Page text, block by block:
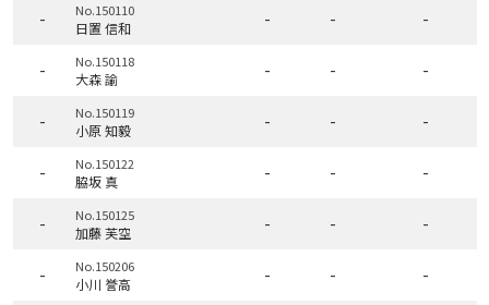
- No.150110
日置 信和 - - -
- No.150118
大森 諭 - - -
- No.150119
小原 知毅 - - -
- No.150122
脇坂 真 - - -
- No.150125
加藤 芙空 - - -
- No.150206
小川 誉高 - - -